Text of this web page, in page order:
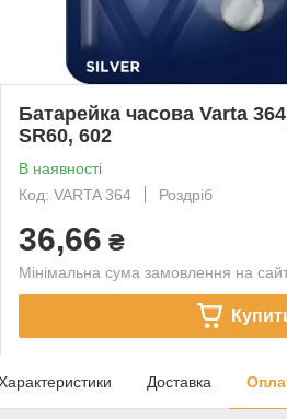
Батарейка часова Varta
SR60, 602
В наявності
Код: VARTA 364
Роздріб
36,66 ₴
Мінімальна сума замовлення на
Доставка